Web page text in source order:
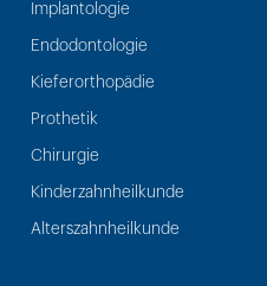
Implantologie
Endodontologie
Kieferorthopädie
Prothetik
Chirurgie
Kinderzahnheilkunde
Alterszahnheilkunde